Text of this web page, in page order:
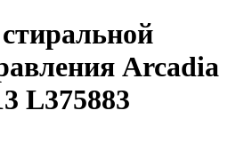
Arcadia
L375883